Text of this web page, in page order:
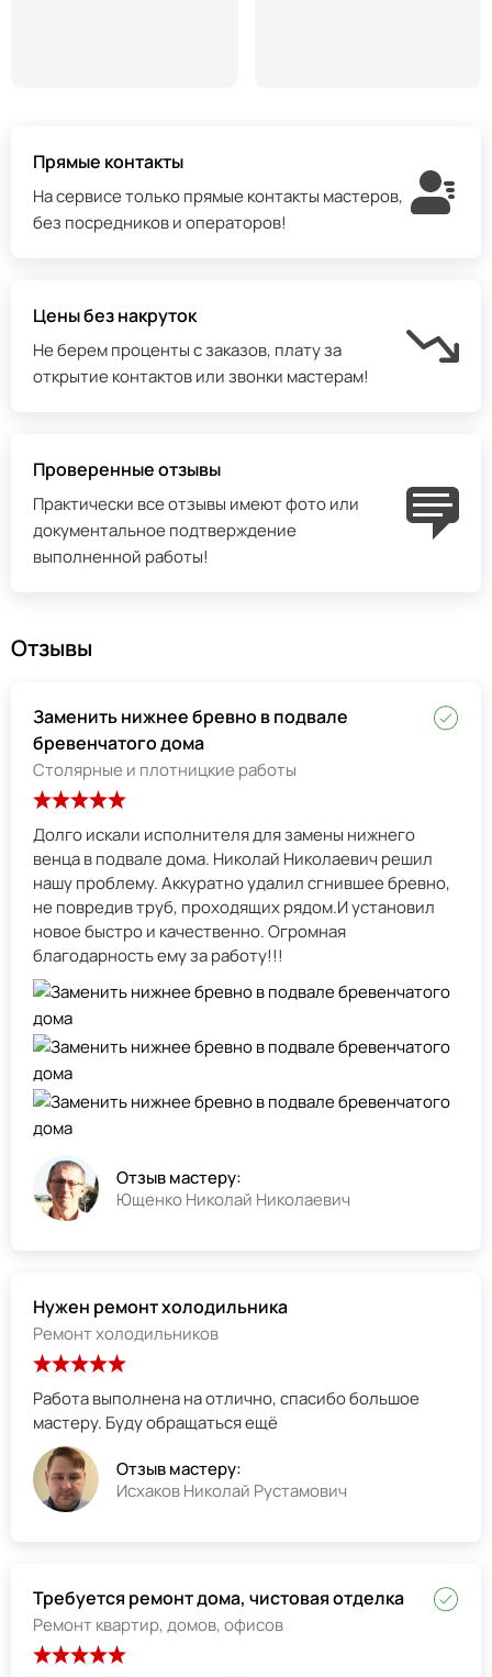
Прямые контакты
На сервисе только прямые контакты мастеров,
без посредников и операторов!
Цены без накруток
Не берем проценты с заказов, плату за
открытие контактов или звонки мастерам!
Проверенные отзывы
Практически все отзывы имеют фото или
документальное подтверждение
выполненной работы!
Отзывы
Заменить нижнее бревно в подвале
бревенчатого дома
Столярные и плотницкие работы
Долго искали исполнителя для замены нижнего
венца в подвале дома. Николай Николаевич решил
нашу проблему. Аккуратно удалил сгнившее бревно,
не повредив труб, проходящих рядом.И установил
новое быстро и качественно. Огромная
благодарность ему за работу!!!
Отзыв мастеру:
Ющенко Николай Николаевич
Нужен ремонт холодильника
Ремонт холодильников
Работа выполнена на отлично, спасибо большое
мастеру. Буду обращаться ещё
Отзыв мастеру:
Исхаков Николай Рустамович
Требуется ремонт дома, чистовая отделка
Ремонт квартир, домов, офисов